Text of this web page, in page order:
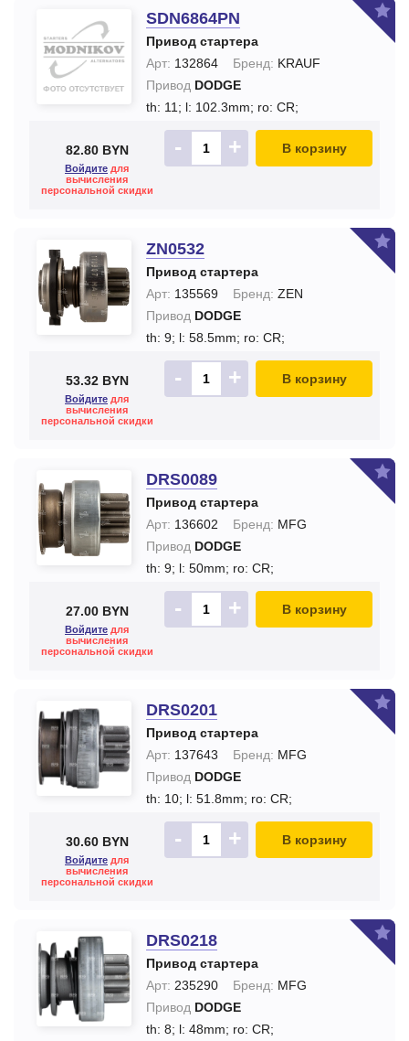
SDN6864PN
Привод стартера
Арт: 132864 Бренд: KRAUF
Привод DODGE
th: 11; l: 102.3mm; ro: CR;
82.80 BYN
Войдите для
вычисления
персональной скидки
- + В корзину
ZN0532
Привод стартера
Арт: 135569 Бренд: ZEN
Привод DODGE
th: 9; l: 58.5mm; ro: CR;
53.32 BYN
Войдите для
вычисления
персональной скидки
- + В корзину
DRS0089
Привод стартера
Арт: 136602 Бренд: MFG
Привод DODGE
th: 9; l: 50mm; ro: CR;
27.00 BYN
Войдите для
вычисления
персональной скидки
- + В корзину
DRS0201
Привод стартера
Арт: 137643 Бренд: MFG
Привод DODGE
th: 10; l: 51.8mm; ro: CR;
30.60 BYN
Войдите для
вычисления
персональной скидки
- + В корзину
DRS0218
Привод стартера
Арт: 235290 Бренд: MFG
Привод DODGE
th: 8; l: 48mm; ro: CR;